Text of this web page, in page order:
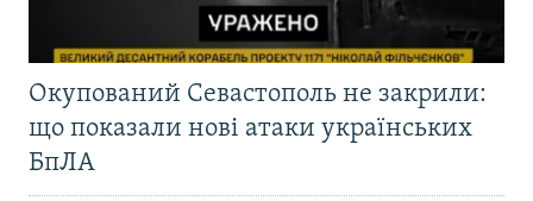
Окупований Севастополь не закрили:
що показали нові атаки українських
БпЛА